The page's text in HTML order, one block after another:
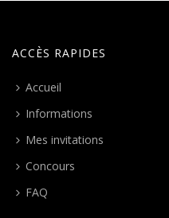
ACCÈS RAPIDES
Accueil
Informations
Mes invitations
Concours
FAQ